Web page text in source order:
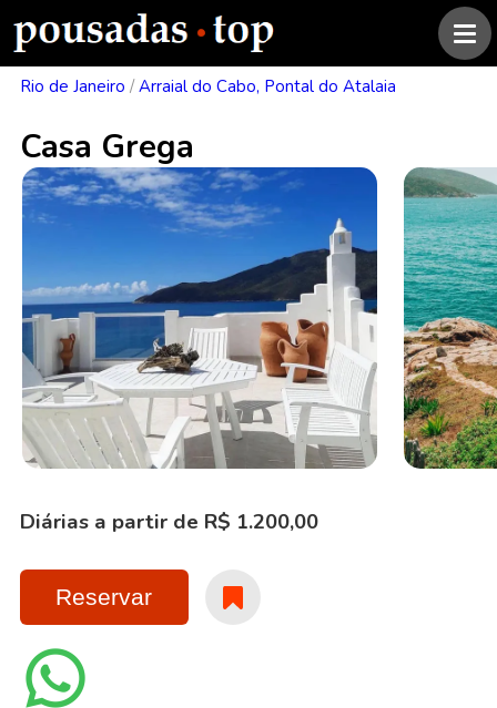
Rio de Janeiro / Arraial do Cabo, Pontal do Atalaia
Casa Grega
Diárias a partir de R$ 1.200,00
Reservar